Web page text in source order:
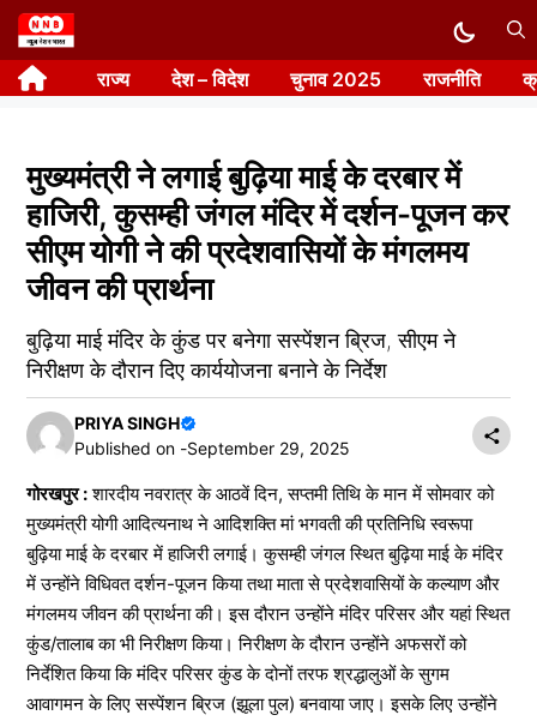
Skip
to
content राज्य देश – विदेश चुनाव 2025 राजनीति
मुख्यमंत्री ने लगाई बुढ़िया माई के दरबार में
हाजिरी, कुसम्ही जंगल मंदिर में दर्शन-पूजन कर
सीएम योगी ने की प्रदेशवासियों के मंगलमय
जीवन की प्रार्थना
बुढ़िया माई मंदिर के कुंड पर बनेगा सस्पेंशन ब्रिज, सीएम ने
निरीक्षण के दौरान दिए कार्ययोजना बनाने के निर्देश
PRIYA SINGH
Published on -September 29, 2025
गोरखपुर :शारदीय नवरात्र के आठवें दिन, सप्तमी तिथि के मान में सोमवार को
मुख्यमंत्री योगी आदित्यनाथ ने आदिशक्ति मां भगवती की प्रतिनिधि स्वरूपा
बुढ़िया माई के दरबार में हाजिरी लगाई। कुसम्ही जंगल स्थित बुढ़िया माई के मंदिर
में उन्होंने विधिवत दर्शन-पूजन किया तथा माता से प्रदेशवासियों के कल्याण और
मंगलमय जीवन की प्रार्थना की। इस दौरान उन्होंने मंदिर परिसर और यहां स्थित
कुंड/तालाब का भी निरीक्षण किया। निरीक्षण के दौरान उन्होंने अफसरों को
निर्देशित किया कि मंदिर परिसर कुंड के दोनों तरफ श्रद्धालुओं के सुगम
आवागमन के लिए सस्पेंशन ब्रिज (झूला पुल) बनवाया जाए। इसके लिए उन्होंने